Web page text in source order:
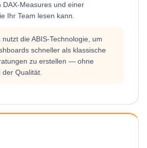
DAX-Measures und einer
Ihr Team lesen kann.
nutzt die ABIS-Technologie, um
schneller als klassische
zu erstellen — ohne
Qualität.